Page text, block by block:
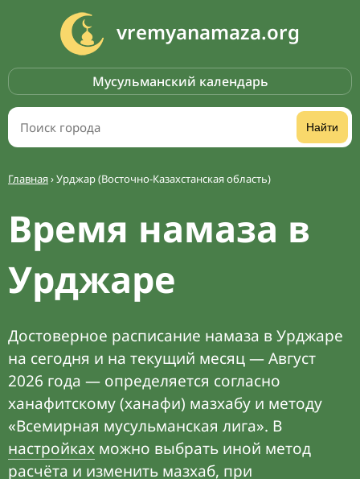
vremyanamaza.org
Мусульманский календарь
Найти
Главная›Урджар (Восточно-Казахстанская область)
Время намаза в
Урджаре
Достоверное расписание намаза в Урджаре
на сегодня и на текущий месяц — Август
2026 года — определяется согласно
ханафитскому (ханафи) мазхабу и методу
«Всемирная мусульманская лига». В
настройках можно выбрать иной метод
расчёта и изменить мазхаб, при